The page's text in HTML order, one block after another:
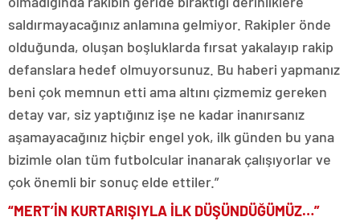
saldırmayacağınız anlamına gelmiyor. Rakipler önde
olduğunda, oluşan boşluklarda fırsat yakalayıp rakip
defanslara hedef olmuyorsunuz. Bu haberi yapmanız
beni çok memnun etti ama altını çizmemiz gereken
detay var, siz yaptığınız işe ne kadar inanırsanız
aşamayacağınız hiçbir engel yok, ilk günden bu yana
bizimle olan tüm futbolcular inanarak çalışıyorlar ve
çok önemli bir sonuç elde ettiler.”
“MERT’İN KURTARIŞIYLA İLK DÜŞÜNDÜĞÜMÜZ…”